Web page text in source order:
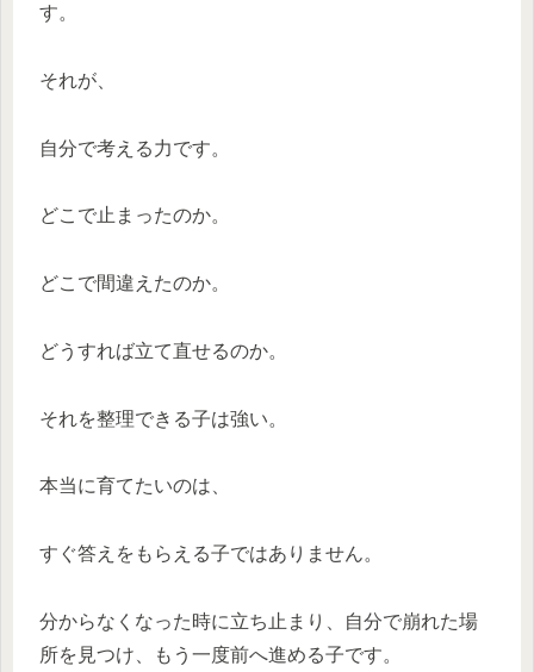
す。
それが、
自分で考える力です。
どこで止まったのか。
どこで間違えたのか。
どうすれば立て直せるのか。
それを整理できる子は強い。
本当に育てたいのは、
すぐ答えをもらえる子ではありません。
分からなくなった時に立ち止まり、自分で崩れた場
所を見つけ、もう一度前へ進める子です。